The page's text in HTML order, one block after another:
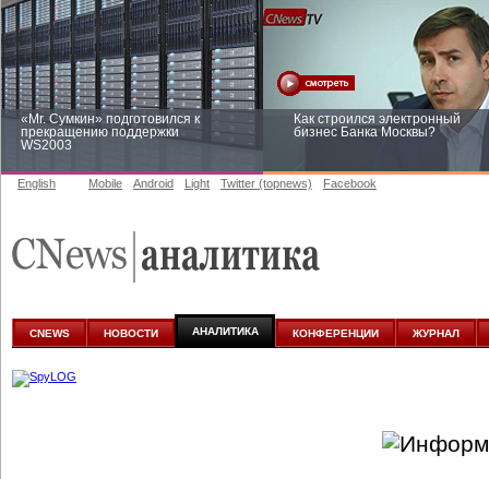
«Mr. Сумкин» подготовился к
прекращению поддержки
WS2003
Как строился электронный
бизнес Банка Москвы?
аналитике
English Mobile Android Light Twitter (topnews) Facebook
CNEWS НОВОСТИ АНАЛИТИКА КОНФЕРЕНЦИИ ЖУРНАЛ